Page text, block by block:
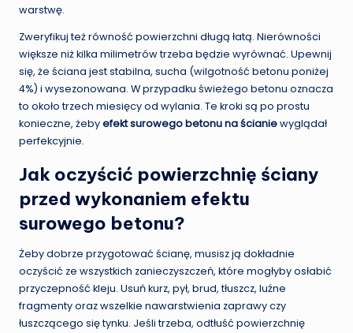
warstwę.
Zweryfikuj też równość powierzchni długą łatą. Nierówności
większe niż kilka milimetrów trzeba będzie wyrównać. Upewnij
się, że ściana jest stabilna, sucha (wilgotność betonu poniżej
4%) i wysezonowana. W przypadku świeżego betonu oznacza
to około trzech miesięcy od wylania. Te kroki są po prostu
konieczne, żebyefekt surowego betonu na ścianiewyglądał
perfekcyjnie.
Jak oczyścić powierzchnię ściany
przed wykonaniem efektu
surowego betonu?
Żeby dobrze przygotować ścianę, musisz ją dokładnie
oczyścić ze wszystkich zanieczyszczeń, które mogłyby osłabić
przyczepność kleju. Usuń kurz, pył, brud, tłuszcz, luźne
fragmenty oraz wszelkie nawarstwienia zaprawy czy
łuszczącego się tynku. Jeśli trzeba, odtłuść powierzchnię